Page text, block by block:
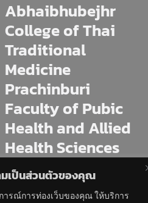
มเป็นส่วนตัวของคุณ
ารณ์การท่องเว็บของคุณ ให้บริการ
Abhaibhubejhr
College of Thai
Traditional
Medicine
Prachinburi
Faculty of Pubic
Health and Allied
Health Sciences
Institute